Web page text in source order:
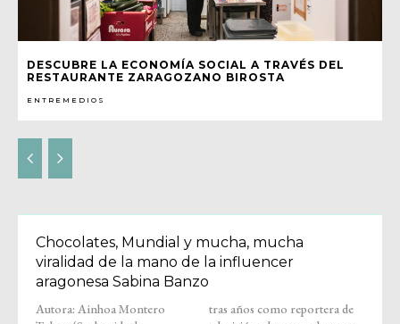
DESCUBRE LA ECONOMÍA SOCIAL A TRAVÉS DEL
RESTAURANTE ZARAGOZANO BIROSTA
ENTREMEDIOS
Chocolates, Mundial y mucha, mucha
viralidad de la mano de la influencer
aragonesa Sabina Banzo
Autora: Ainhoa Montero
tras años como reportera de